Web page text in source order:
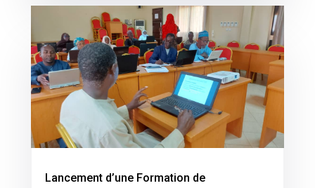
Lancement d’une Formation de